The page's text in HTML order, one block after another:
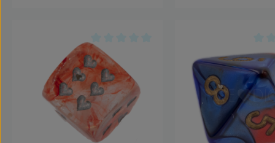
Produkt Anzahl: Gib denProdukt
Durchschnittliche Bewertung von 0 von